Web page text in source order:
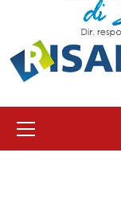
principale